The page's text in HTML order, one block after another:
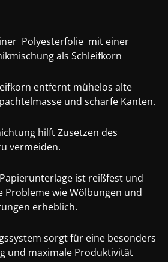
Polyesterfolie mit einer
als Schleifkorn
entfernt mühelos alte
und scharfe Kanten.
hilft Zusetzen des
vermeiden.
ist reißfest und
Probleme wie Wölbungen und
erheblich.
sorgt für eine besonders
und maximale Produktivität